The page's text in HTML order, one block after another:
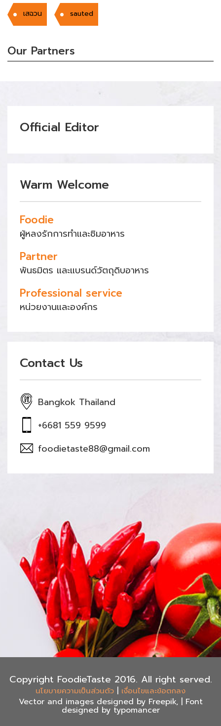
เสฉวน sauted
Our Partners
Official Editor
Warm Welcome
Foodie
ผู้หลงรักการทำและชิมอาหาร
Partner
พันธมิตร และแบรนด์วัตถุดิบอาหาร
Professional service
หน่วยงานและองค์กร
Contact Us
Bangkok Thailand
+6681 559 9599
foodietaste88@gmail.com
Copyright FoodieTaste 2016. All right served.
นโยบายความเป็นส่วนตัว | เงื่อนไขและข้อตกลง
Vector and images designed by Freepik, | Font
designed by typomancer